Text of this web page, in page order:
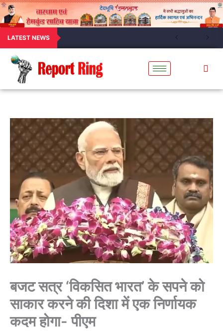
LATEST NEWS
बजट सत्र ‘विकसित भारत’ के सपने को
साकार करने की दिशा में एक निर्णायक
कदम होगा- पीएम